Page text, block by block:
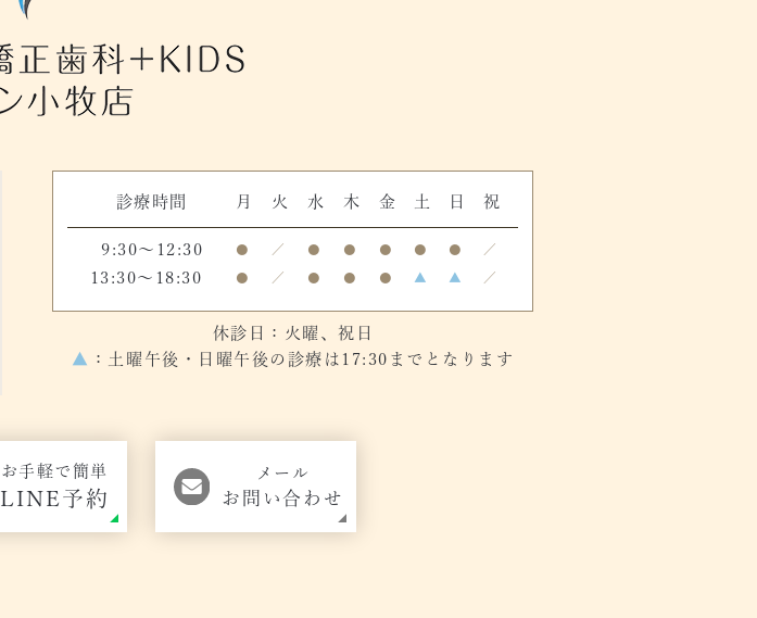
診療時間 月 火 水 木 金 土 日 祝
9:30～12:30 ● ／ ● ● ● ● ● ／
13:30～18:30 ● ／ ● ● ● ▲ ▲ ／
休診日：火曜、祝日
▲
：土曜午後・日曜午後の診療は17:30までとなります
お手軽で簡単
LINE予約
メール
お問い合わせ